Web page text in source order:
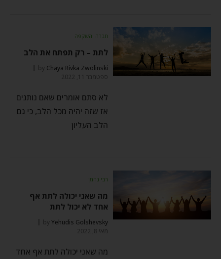
חברה והשקפה
לתת – רק תפתח את הלב
by Chaya Rivka Zwolinski
ספטמבר 11, 2022
לא סתם אומרים שאם נותנים
אז שזה יהיה מכל הלב, כי גם
הלב העליון
רבי נחמן
מה שאני יכולה לתת אף
אחד לא יכול לתת
byYehudis Golshevsky
מאי 8, 2022
מה שאני יכולה לתת אף אחד